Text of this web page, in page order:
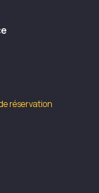
réservation